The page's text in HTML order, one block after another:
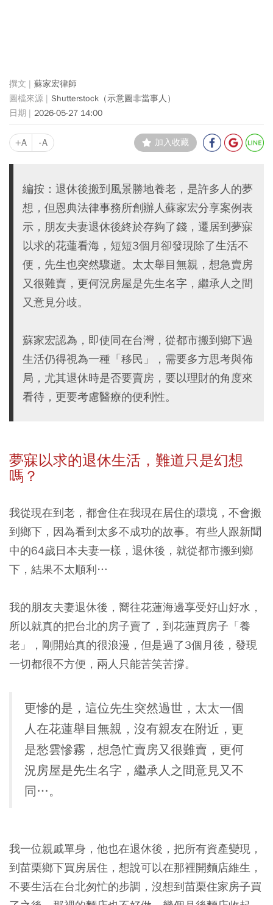
蘇家宏律師
Shutterstock（示意圖非當事人）
2026-05-27 14:00
+A -A 加入收藏
編按：退休後搬到風景勝地養老，是許多人的夢
想，但恩典法律事務所創辦人蘇家宏分享案例表
示，朋友夫妻退休後終於存夠了錢，遷居到夢寐
以求的花蓮看海，短短3個月卻發現除了生活不
便，先生也突然驟逝。太太舉目無親，想急賣房
又很難賣，更何況房屋是先生名字，繼承人之間
又意見分歧。
蘇家宏認為，即使同在台灣，從都市搬到鄉下過
生活仍得視為一種「移民」，需要多方思考與佈
局，尤其退休時是否要賣房，要以理財的角度來
看待，更要考慮醫療的便利性。
夢寐以求的退休生活，難道只是幻想
嗎？
我從現在到老，都會住在我現在居住的環境，不會搬
到鄉下，因為看到太多不成功的故事。有些人跟新聞
中的64歲日本夫妻一樣，退休後，就從都市搬到鄉
下，結果不太順利…
我的朋友夫妻退休後，嚮往花蓮海邊享受好山好水，
所以就真的把台北的房子賣了，到花蓮買房子「養
老」，剛開始真的很浪漫，但是過了3個月後，發現
一切都很不方便，兩人只能苦笑苦撐。
更慘的是，這位先生突然過世，太太一個
人在花蓮舉目無親，沒有親友在附近，更
是愁雲慘霧，想急忙賣房又很難賣，更何
況房屋是先生名字，繼承人之間意見又不
同…。
我一位親戚單身，他也在退休後，把所有資產變現，
到苗栗鄉下買房居住，想說可以在那裡開麵店維生，
不要生活在台北匆忙的步調，沒想到苗栗住家房子買